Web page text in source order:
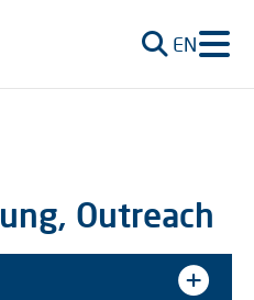
EN
Outreach